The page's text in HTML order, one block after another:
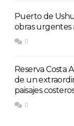
Puerto de
obras urgentes
0
Reserva Costa
de un
paisajes
0